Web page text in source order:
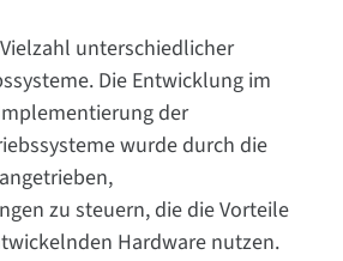
unterschiedlicher
Die Entwicklung im
der
wurde durch die
zu steuern, die die Vorteile
Hardware nutzen.